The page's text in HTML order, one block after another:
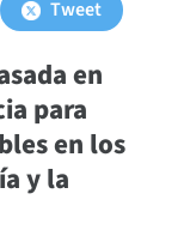
Tweet
en
para
en los
y la